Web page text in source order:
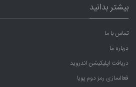
بیشتر بدانید
تماس با ما
درباره ما
دریافت اپلیکیشن اندروید
فعالسازی رمز دوم پویا